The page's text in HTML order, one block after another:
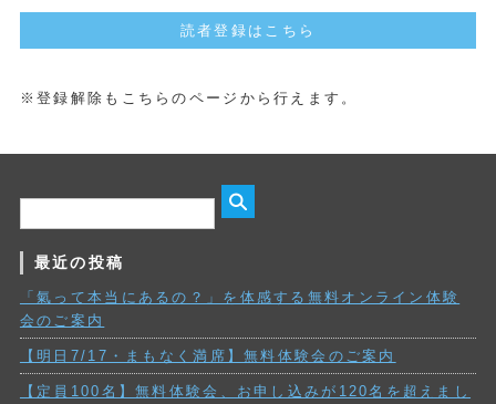
読者登録はこちら
※登録解除もこちらのページから行えます。
最近の投稿
「氣って本当にあるの？」を体感する無料オンライン体験
会のご案内
【明日7/17・まもなく満席】無料体験会のご案内
【定員100名】無料体験会、お申し込みが120名を超えまし